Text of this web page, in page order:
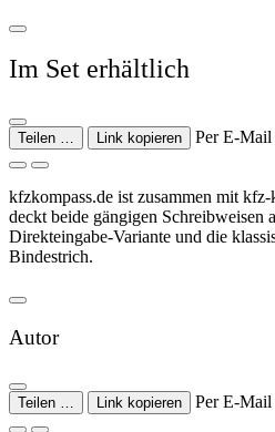
Im Set erhältlich
Teilen … Link kopieren Per E-Mail
kfzkompass.de ist zusammen mit
deckt beide gängigen Schreibweisen
Direkteingabe-Variante und die
Bindestrich.
Autor
Teilen … Link kopieren Per E-Mail